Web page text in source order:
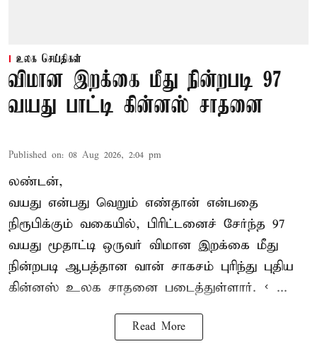
உலக செய்திகள்
விமான இறக்கை மீது நின்றபடி 97
வயது பாட்டி கின்னஸ் சாதனை
Published on: 08 Aug 2026, 2:04 pm
லண்டன்,
வயது என்பது வெறும் எண்தான் என்பதை
நிரூபிக்கும் வகையில், பிரிட்டனைச் சேர்ந்த 97
வயது மூதாட்டி ஒருவர் விமான இறக்கை மீது
நின்றபடி ஆபத்தான வான் சாகசம் புரிந்து புதிய
கின்னஸ் உலக சாதனை படைத்துள்ளார். < ...
Read More